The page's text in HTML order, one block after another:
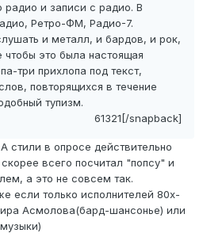
и записи с радио. В
Ретро-ФМ, Радио-7.
и металл, и бардов, и рок,
чтобы это была настоящая
три прихлопа под текст,
повторящихся в течение
тупизм.
61321[/snapback]
стили в опросе действительно
всего посчитал "попсу" и
а это не совсем так.
если только исполнителей 80х-
Асмолова(бард-шансонье) или